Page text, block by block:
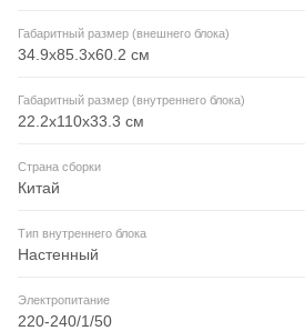
Габаритный размер (внешнего блока)
34.9x85.3x60.2 см
Габаритный размер (внутреннего блока)
22.2x110x33.3 см
Страна сборки
Китай
Тип внутреннего блока
Настенный
Электропитание
220-240/1/50